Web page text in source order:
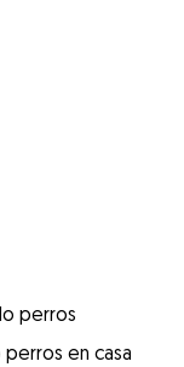
perros
en casa